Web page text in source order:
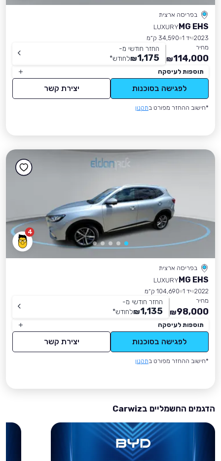
בפריסה ארצית
MG EHS
LUXURY
2023 יד 1
34,590 ק״מ
מחיר
114,000
₪
החזר חודשי מ-
1,175
₪לחודש*
תוספות לעיסקה
לפגישה בסוכנות יצירת קשר
*חישוב ההחזר מפורט בתקנון
4
בפריסה ארצית
MG EHS
LUXURY
2022 יד 1
104,690 ק״מ
מחיר
98,000
₪
החזר חודשי מ-
1,135
₪לחודש*
תוספות לעיסקה
לפגישה בסוכנות יצירת קשר
*חישוב ההחזר מפורט בתקנון
הדגמים החשמליים בCarwiz